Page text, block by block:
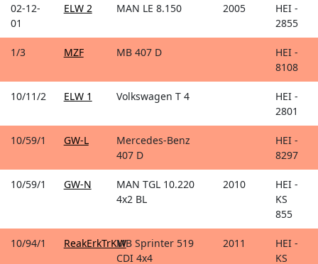
02-12-
01
ELW 2 MAN LE 8.150 2005
HEI -
2855
1/3 MZF MB 407 D
HEI -
8108
10/11/2 ELW 1 Volkswagen T 4
HEI -
2801
10/59/1 GW-L
Mercedes-Benz
407 D
HEI -
8297
10/59/1 GW-N
MAN TGL 10.220
4x2 BL
2010
HEI -
KS
855
10/94/1 ReakErkTrKWMB Sprinter 519
CDI 4x4
2011
HEI -
KS